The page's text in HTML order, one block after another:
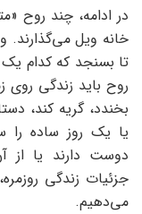
در ادامه، چند روح
خانه ویل می‌گذارند.
تا بسنجد که کدام
روح باید زندگی روی
بخندد، گریه کند،
یا یک روز ساده را
دوست دارند یا از
جزئیات زندگی
می‌دهیم.